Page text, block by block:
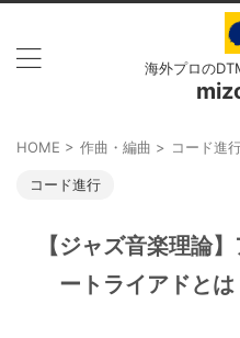
海外プロの
HOME > 作曲・編曲 > コード進
コード進行
【ジャズ音楽理論
ートライアドと